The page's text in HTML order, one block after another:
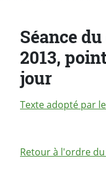
Séance
2013,
jour
Texte adopté par
Retour à l'ordre